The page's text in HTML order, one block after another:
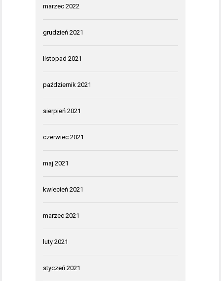
marzec 2022
grudzień 2021
listopad 2021
październik 2021
sierpień 2021
czerwiec 2021
maj 2021
kwiecień 2021
marzec 2021
luty 2021
styczeń 2021